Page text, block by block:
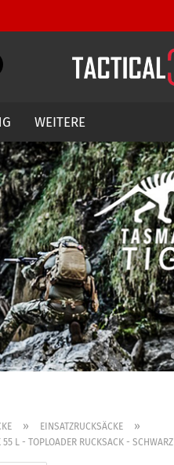
Suche...
WEITERE
» EINSATZRUCKSÄCKE »
L - TOPLOADER RUCKSACK - SCHWARZ